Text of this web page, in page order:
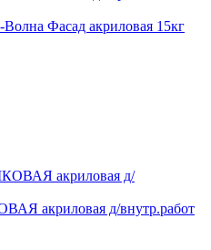
Фасад акриловая 15кг
акриловая д/внутр.работ